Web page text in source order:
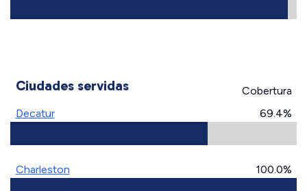
Ciudades servidas
Cobertura
Decatur
69.4%
Charleston 100.0%